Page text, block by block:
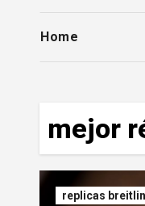
Home
mejor
replicas